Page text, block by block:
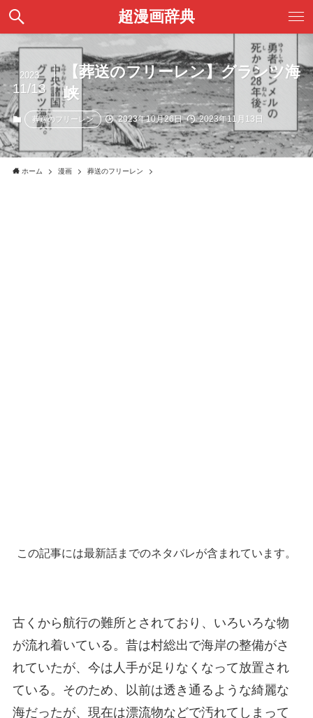
超漫画辞典
【葬送のフリーレン】グランツ海
峡
2023
11/13
葬送のフリーレン 2023年10月26日 2023年11月13日
ホーム 漫画 葬送のフリーレン
この記事には最新話までのネタバレが含まれています。
古くから航行の難所とされており、いろいろな物
が流れ着いている。昔は村総出で海岸の整備がさ
れていたが、今は人手が足りなくなって放置され
ている。そのため、以前は透き通るような綺麗な
海だったが、現在は漂流物などで汚れてしまって